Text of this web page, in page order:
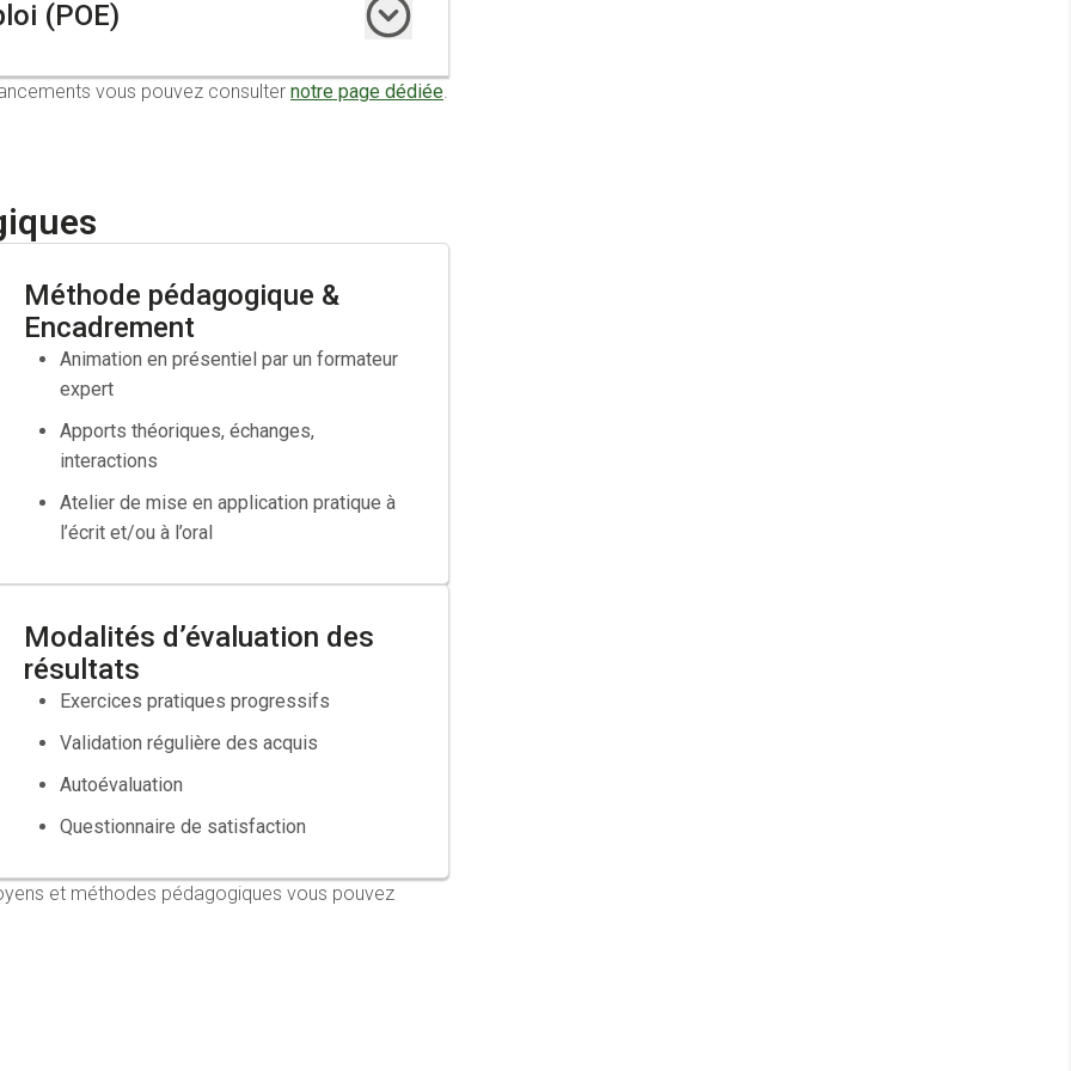
(POE)
de votre OPCO
vous pouvez consulter notre page dédiée.
Méthode pédagogique &
Encadrement
Animation en présentiel par un formateur
expert
Apports théoriques, échanges,
interactions
Atelier de mise en application pratique à
l’écrit et/ou à l’oral
Modalités d’évaluation des
résultats
Exercices pratiques progressifs
Validation régulière des acquis
Autoévaluation
Questionnaire de satisfaction
et méthodes pédagogiques vous pouvez